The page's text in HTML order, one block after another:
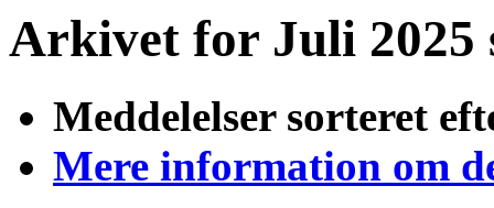
Arkivet for Juli 2025
Meddelelser sorteret
Mere information om